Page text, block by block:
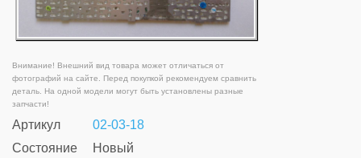
Внимание! Внешний вид товара может отличаться от
фотографий на сайте. Перед покупкой рекомендуем сравнить
деталь. На одной модели могут быть установлены разные
запчасти!
Артикул
02-03-18
Состояние
Новый